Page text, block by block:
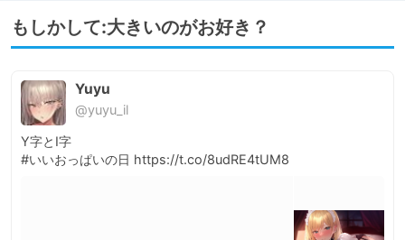
もしかして:大きいのがお好き？
Yuyu
@yuyu_il
Y字とI字
#いいおっぱいの日 https://t.co/8udRE4tUM8